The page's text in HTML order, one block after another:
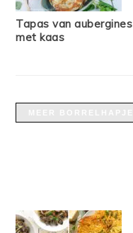
Tapas van aubergines
met kaas